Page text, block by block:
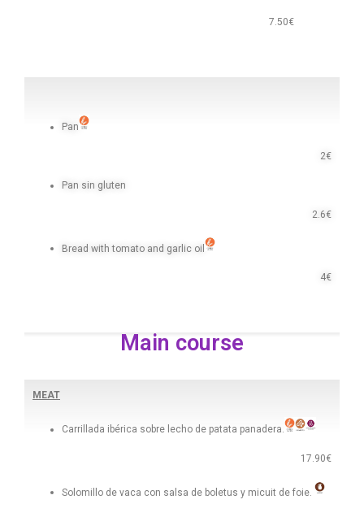
7.50€
Pan
2€
Pan sin gluten
2.6€
Bread with tomato and garlic oil
4€
Main course
MEAT
Carrillada ibérica sobre lecho de patata panadera.
17.90€
Solomillo de vaca con salsa de boletus y micuit de foie.